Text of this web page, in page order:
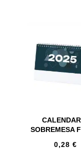
SOBREMESA
0,28 €